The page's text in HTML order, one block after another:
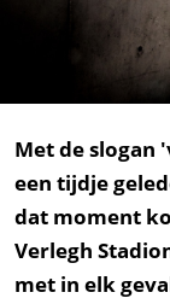
Met de slogan
een tijdje
dat moment
Verlegh
met in elk